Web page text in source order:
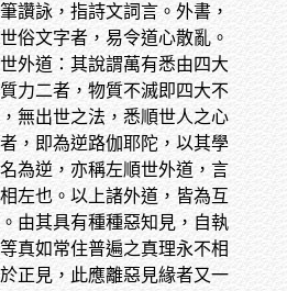
讚詠，指詩文詞言。外書，
俗文字者，易令道心散亂。
外道：其說謂萬有悉由四大
力二者，物質不滅即四大不
無出世之法，悉順世人之心
，即為逆路伽耶陀，以其學
為逆，亦稱左順世外道，言
左也。以上諸外道，皆為互
由其具有種種惡知見，自執
真如常住普遍之真理永不相
正見，此應離惡見緣者又一